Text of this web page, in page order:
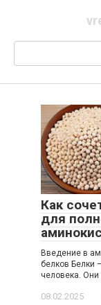
Поиск:
Как
для
Введение в
белков Белки
человека. Они
08.02.2025